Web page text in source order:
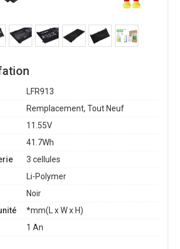
LFR913
Remplacement, Tout Neuf
11.55V
41.7Wh
3 cellules
Li-Polymer
Noir
*mm(L x W x H)
1 An